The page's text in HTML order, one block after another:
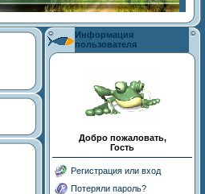
Информация
пользователя
Добро пожаловать,
Гость
Регистрация или вход
Потеряли пароль?